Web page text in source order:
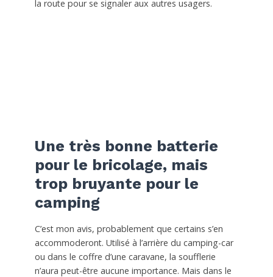
la route pour se signaler aux autres usagers.
Une très bonne batterie
pour le bricolage, mais
trop bruyante pour le
camping
C’est mon avis, probablement que certains s’en
accommoderont. Utilisé à l’arrière du camping-car
ou dans le coffre d’une caravane, la soufflerie
n’aura peut-être aucune importance. Mais dans le